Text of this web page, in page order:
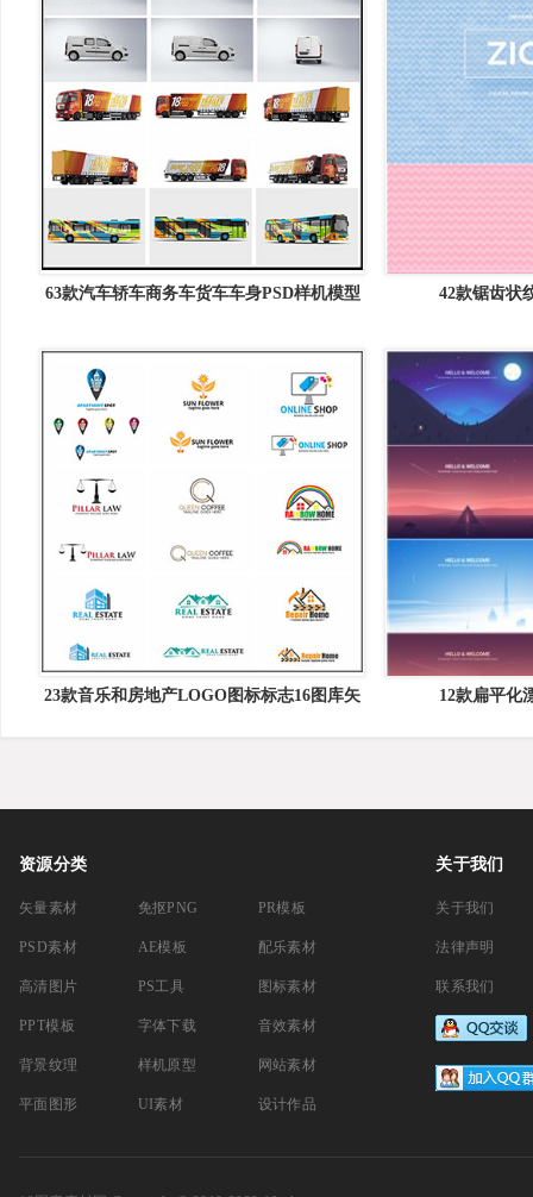
63款汽车轿车商务车货车车身PSD样机模型 42款锯齿状
23款音乐和房地产LOGO图标标志16图库矢
12款扁平化
资源分类
矢量素材
PSD素材
高清图片
PPT模板
背景纹理
平面图形
免抠PNG
AE模板
PS工具
字体下载
样机原型
UI素材
PR模板
配乐素材
图标素材
音效素材
网站素材
设计作品
关于我们
关于我们
法律声明
联系我们